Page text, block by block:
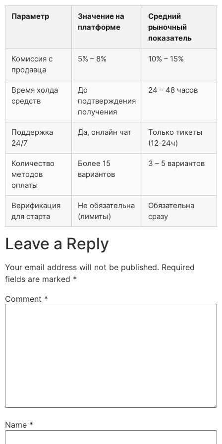
Параметр
Значение на
платформе
Средний
рыночный
показатель
Комиссия с
продавца
5% – 8% 10% – 15%
Время холда
средств
До
подтверждения
получения
24 – 48 часов
Поддержка
24/7
Да, онлайн чат
Только тикеты
(12-24ч)
Количество
методов
оплаты
Более 15
вариантов
3 – 5 вариантов
Верификация
для старта
Не обязательна
(лимиты)
Обязательна
сразу
Leave a Reply
Your email address will not be published. Required
fields are marked *
Comment *
Name *